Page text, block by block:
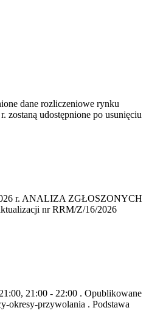
dane rozliczeniowe rynku
udostępnione po usunięciu
r. ANALIZA ZGŁOSZONYCH
nr RRM/Z/16/2026
21:00 - 22:00 . Opublikowane
okresy-przywolania . Podstawa